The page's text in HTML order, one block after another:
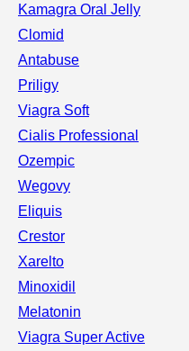
Kamagra Oral Jelly
Clomid
Antabuse
Priligy
Viagra Soft
Cialis Professional
Ozempic
Wegovy
Eliquis
Crestor
Xarelto
Minoxidil
Melatonin
Viagra Super Active